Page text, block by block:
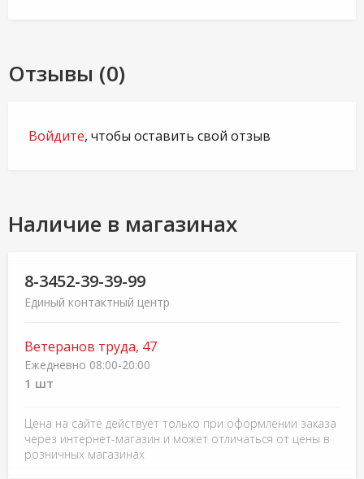
Отзывы (0)
Войдите, чтобы оставить свой отзыв
Наличие в магазинах
8-3452-39-39-99
Единый контактный центр
Ветеранов труда, 47
Ежедневно 08:00-20:00
1 шт
Цена на сайте действует только при оформлении заказа
через интернет-магазин и может отличаться от цены в
розничных магазинах